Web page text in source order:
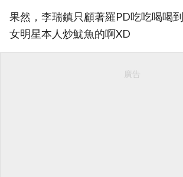
果然，李瑞鎮只顧著羅PD吃吃喝喝
女明星本人炒魷魚的啊XD
廣告